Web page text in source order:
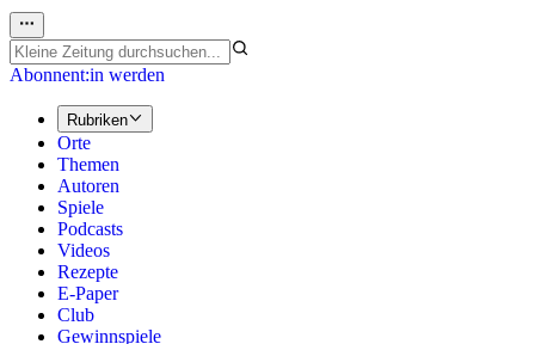
Abonnent:in werden
Rubriken
Orte
Themen
Autoren
Spiele
Podcasts
Videos
Rezepte
E-Paper
Club
Gewinnspiele